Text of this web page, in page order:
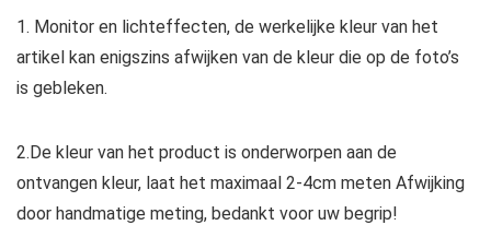
1. Monitor en lichteffecten, de werkelijke kleur van het
artikel kan enigszins afwijken van de kleur die op de foto’s
is gebleken.
2.De kleur van het product is onderworpen aan de
ontvangen kleur, laat het maximaal 2-4cm meten Afwijking
door handmatige meting, bedankt voor uw begrip!